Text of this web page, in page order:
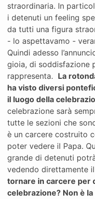
straordinaria. In
i detenuti un feeling
da tutti una figura
- lo aspettavamo -
Quindi adesso
gioia, di soddisfazione
rappresenta. La
ha visto diversi
il luogo della
celebrazione sarà
tutte le sezioni che
è un carcere costruito
poter vedere il Papa.
grande di detenuti
vedendo direttamente il
tornare in carcere per
celebrazione? Non è